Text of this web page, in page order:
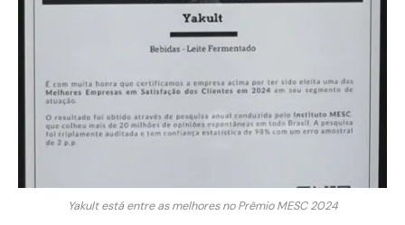
Yakult está entre as melhores no Prêmio MESC 2024